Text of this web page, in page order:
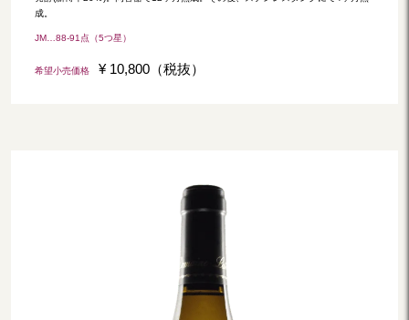
成。
JM…88-91点（5つ星）
希望小売価格 ¥ 10,800（税抜）